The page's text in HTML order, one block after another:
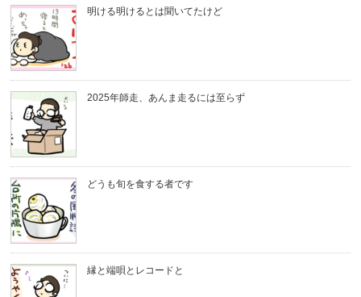
明ける明けるとは聞いてたけど
2025年師走、あんま走るには至らず
どうも旬を食する者です
縁と端唄とレコードと